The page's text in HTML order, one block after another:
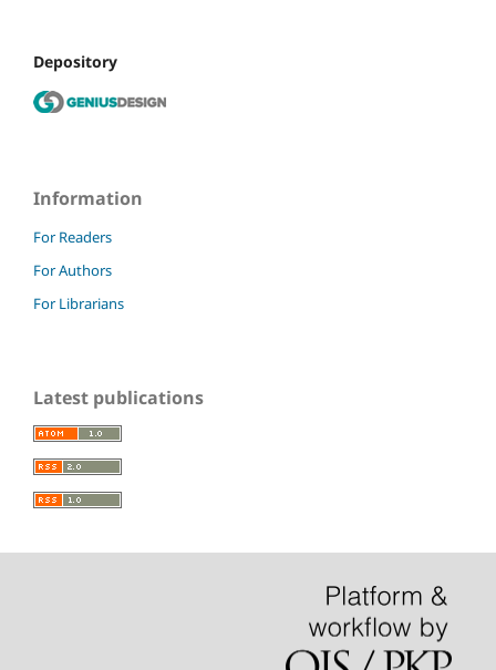
Depository
Information
For Readers
For Authors
For Librarians
Latest publications